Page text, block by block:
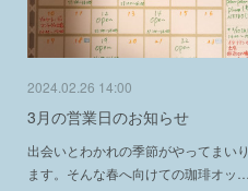
2024.02.26 14:00
3月の営業日のお知らせ
出会いとわかれの季節がやってまいり
ます。そんな春へ向けての珈琲オッ…